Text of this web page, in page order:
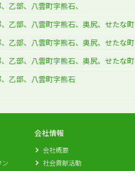
乙部、八雲町字熊石、
乙部、八雲町字熊石、奥尻、せたな町
乙部、八雲町字熊石、奥尻、せたな町
乙部、八雲町字熊石、奥尻、せたな町
乙部、八雲町字熊石
会社情報
会社概要
社会貢献活動